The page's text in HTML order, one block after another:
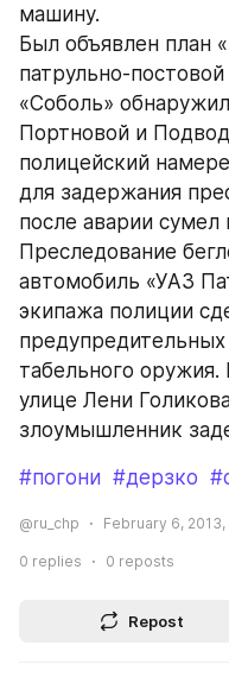
машину.
Был объявлен план
патрульно-
«Соболь»
Портновой и
полицейский
для задержания
после аварии
Преследование
автомобиль «УАЗ
экипажа полиции
табельного оружия.
улице Лени
злоумышленник
#погони #дерзко
@ru_chp February 6, 2013,
0 replies 0 reposts
Repost